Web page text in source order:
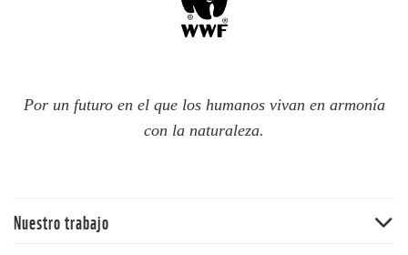
Por un futuro en el que los humanos vivan en armonía
con la naturaleza.
Nuestro trabajo